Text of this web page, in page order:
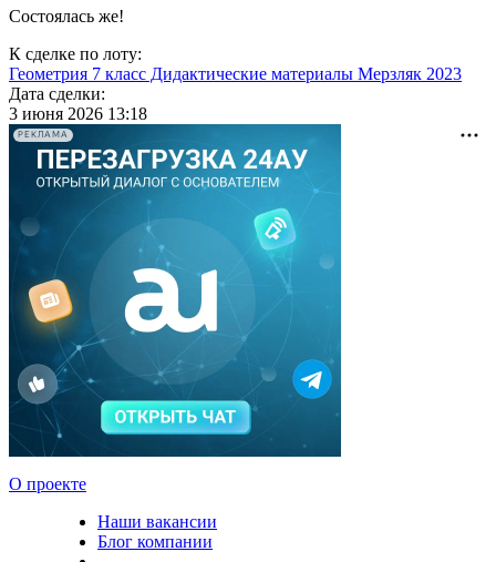
Состоялась же!
К сделке по лоту:
Геометрия 7 класс Дидактические материалы Мерзляк 2023
Дата сделки:
3 июня 2026 13:18
РЕКЛАМА
О проекте
Наши вакансии
Блог компании